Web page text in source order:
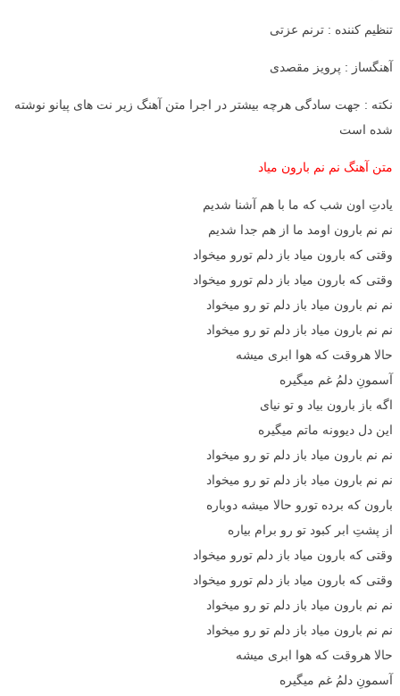
تنظیم کننده : ترنم عزتی
آهنگساز : پرویز مقصدی
نکته : جهت سادگی هرچه بیشتر در اجرا متن آهنگ زیر نت های پیانو نوشته
شده است
متن آهنگ نم نم بارون میاد
یادتِ اون شب که ما با هم آشنا شدیم
نم نم بارون اومد ما از هم جدا شدیم
وقتی که بارون میاد باز دلم تورو میخواد
وقتی که بارون میاد باز دلم تورو میخواد
نم نم بارون میاد باز دلم تو رو میخواد
نم نم بارون میاد باز دلم تو رو میخواد
حالا هروقت که هوا ابری میشه
آسمونِ دلمُ غم میگیره
اگه باز بارون بیاد و تو نیای
این دل دیوونه ماتم میگیره
نم نم بارون میاد باز دلم تو رو میخواد
نم نم بارون میاد باز دلم تو رو میخواد
بارون که برده تورو حالا میشه دوباره
از پشتِ ابر کبود تو رو برام بیاره
وقتی که بارون میاد باز دلم تورو میخواد
وقتی که بارون میاد باز دلم تورو میخواد
نم نم بارون میاد باز دلم تو رو میخواد
نم نم بارون میاد باز دلم تو رو میخواد
حالا هروقت که هوا ابری میشه
آسمونِ دلمُ غم میگیره